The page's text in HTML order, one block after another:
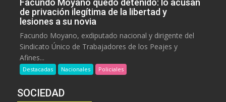
Facundo Moyano quedó detenido: lo acusan
de privación ilegítima de la libertad y
lesiones a su novia
Facundo Moyano, exdiputado nacional y dirigente del
Sindicato Único de Trabajadores de los Peajes y
Afines...
Destacadas Nacionales Policiales
SOCIEDAD